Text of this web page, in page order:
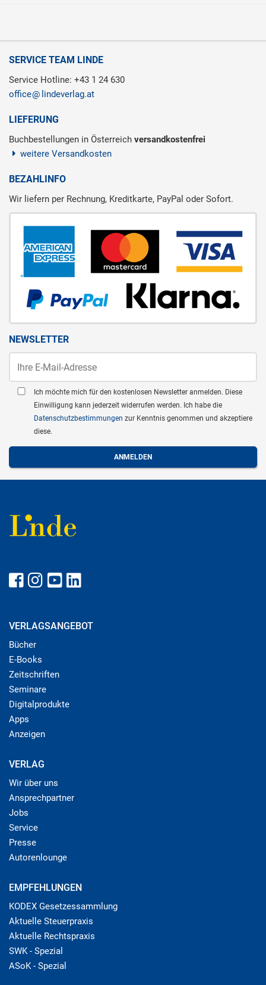
SERVICE TEAM LINDE
Service Hotline: +43 1 24 630
office
lindeverlag.at
LIEFERUNG
Buchbestellungen in Österreich versandkostenfrei
weitere Versandkosten
BEZAHLINFO
Wir liefern per Rechnung, Kreditkarte, PayPal oder Sofort.
NEWSLETTER
Ich möchte mich für den kostenlosen Newsletter anmelden. Diese
Einwilligung kann jederzeit widerrufen werden. Ich habe die
Datenschutzbestimmungen zur Kenntnis genommen und akzeptiere
diese.
VERLAGSANGEBOT
Bücher
E-Books
Zeitschriften
Seminare
Digitalprodukte
Apps
Anzeigen
VERLAG
Wir über uns
Ansprechpartner
Jobs
Service
Presse
Autorenlounge
EMPFEHLUNGEN
KODEX Gesetzessammlung
Aktuelle Steuerpraxis
Aktuelle Rechtspraxis
SWK - Spezial
ASoK - Spezial